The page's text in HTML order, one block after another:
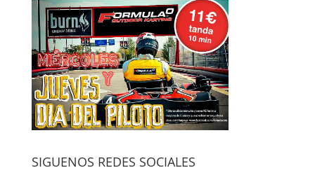
SIGUENOS REDES SOCIALES